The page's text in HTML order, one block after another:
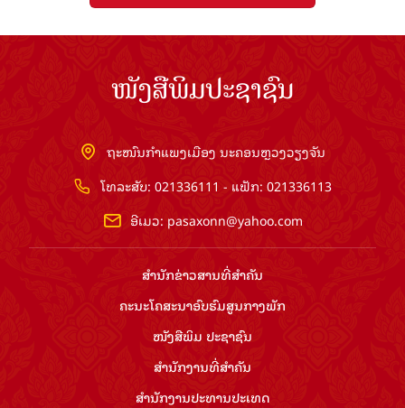
ໜັງສືພິມປະຊາຊົນ
ຖະໜົນກຳແພງເມືອງ ນະຄອນຫຼວງວຽງຈັນ
ໂທລະສັບ: 021336111 - ແຟັກ: 021336113
ອີເມວ: pasaxonn@yahoo.com
ສຳ​ນັກ​ຂ່າວ​ສານ​ທີ່​ສຳ​ຄັນ​
ຄະນະໂຄສະນາອົບຮົມ​ສູນ​ກາງ​ພັກ
ໜັງສືພິມ ປະ​ຊາ​ຊົນ
ສຳ​ນັກ​ງານ​ທີ່​ສຳ​ຄັນ
ສຳ​ນັກ​ງານ​ປະ​ທານ​ປະ​ເທດ